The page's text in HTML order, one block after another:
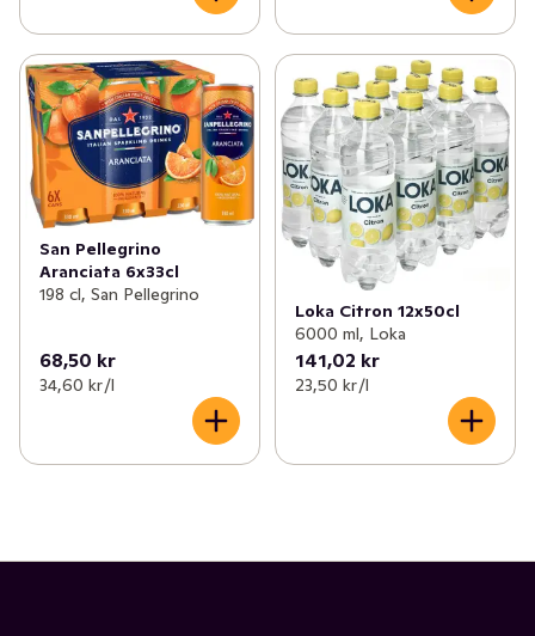
San Pellegrino
Aranciata 6x33cl
198 cl, San Pellegrino
68,50 kr
34,60 kr /l
Loka Citron 12x50cl
6000 ml, Loka
141,02 kr
23,50 kr /l